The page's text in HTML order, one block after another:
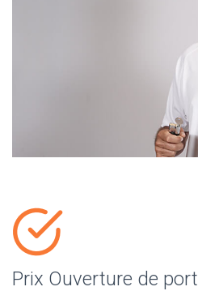
Prix Ouverture de